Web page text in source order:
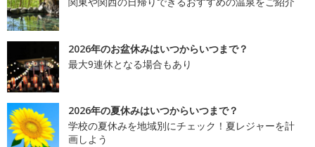
2026年のお盆休みはいつからいつまで？
最大9連休となる場合もあり
2026年の夏休みはいつからいつまで？
学校の夏休みを地域別にチェック！夏レジャーを計
画しよう